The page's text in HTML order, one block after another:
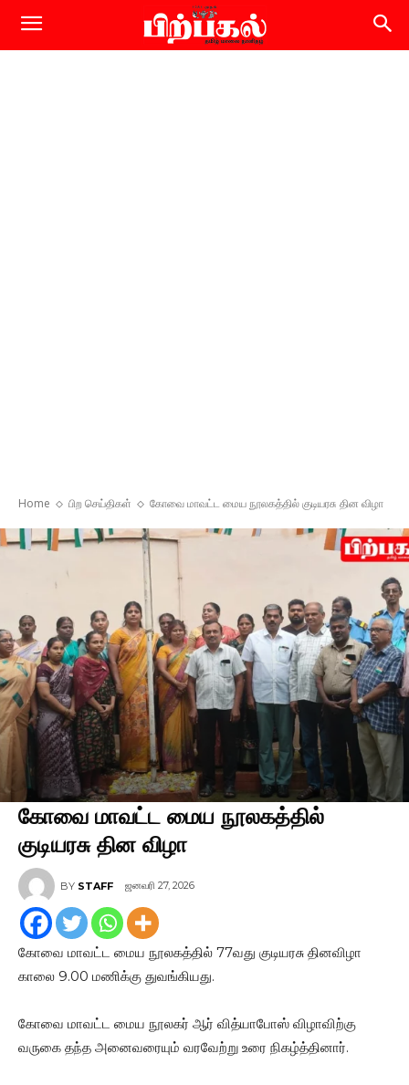
Home பிற செய்திகள் கோவை மாவட்ட மைய நூலகத்தில் குடியரசு தின விழா
கோவை மாவட்ட மைய நூலகத்தில்
குடியரசு தின விழா
BY STAFF ஜனவரி 27, 2026
கோவை மாவட்ட மைய நூலகத்தில் 77வது குடியரசு தினவிழா
காலை 9.00 மணிக்கு துவங்கியது.
கோவை மாவட்ட மைய நூலகர் ஆர் வித்யாபோஸ் விழாவிற்கு
வருகை தந்த அனைவரையும் வரவேற்று உரை நிகழ்த்தினார்.